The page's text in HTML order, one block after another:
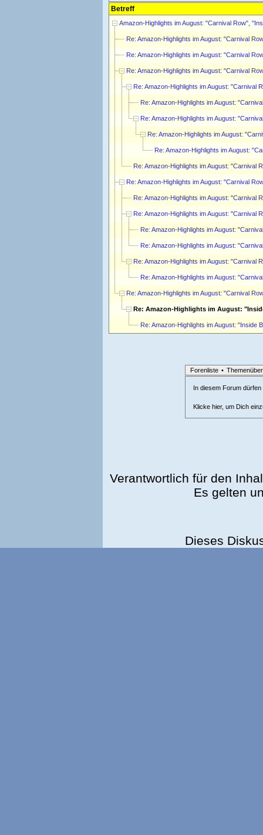
Betreff
Amazon-Highlights im August: "Carnival Row",
Re: Amazon-Highlights im August: "Carnival
Re: Amazon-Highlights im August: "Carnival
Re: Amazon-Highlights im August: "Carnival
Re: Amazon-Highlights im August:
Re: Amazon-Highlights im August:
Re: Amazon-Highlights im August:
Re: Amazon-Highlights im August:
Re: Amazon-Highlights im August:
Re: Amazon-Highlights im August:
Re: Amazon-Highlights im August: "Carnival
Re: Amazon-Highlights im August:
Re: Amazon-Highlights im August:
Re: Amazon-Highlights im August:
Re: Amazon-Highlights im August:
Re: Amazon-Highlights im August:
Re: Amazon-Highlights im August:
Re: Amazon-Highlights im August: "Carnival
Re: Amazon-Highlights im August:
Re: Amazon-Highlights im August: "Inside
Forenliste •
In diesem Forum
Klicke hier, um Dich
Verantwortlich für den
Es gelten
Dieses